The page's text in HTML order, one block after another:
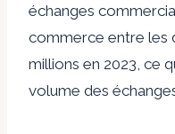
échanges
commerce entre les
millions en 2023, ce
volume des